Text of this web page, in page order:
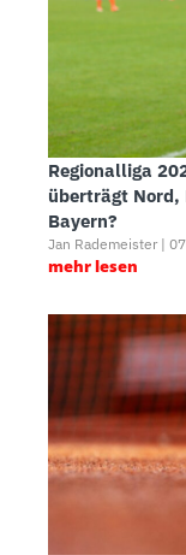
Regionalliga
überträgt Nord,
Bayern?
Jan Rademeister |
mehr lesen